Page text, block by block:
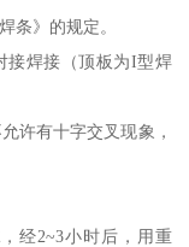
》的规定。
焊接（顶板为I型焊
许有十字交叉现象，
2~3小时后，用重